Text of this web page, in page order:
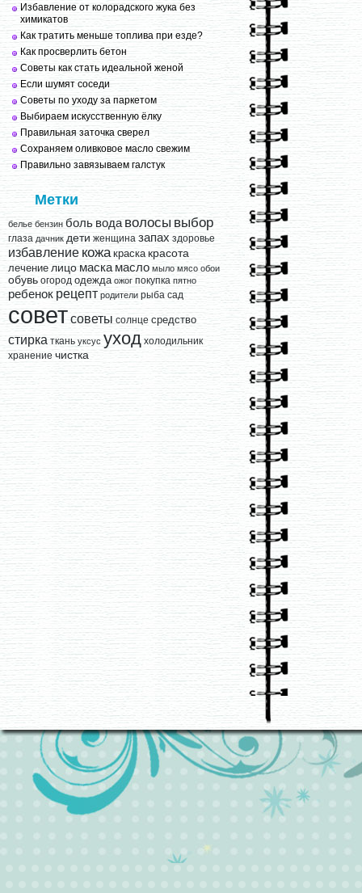
Избавление от колорадского жука без
химикатов
Как тратить меньше топлива при езде?
Как просверлить бетон
Советы как стать идеальной женой
Если шумят соседи
Советы по уходу за паркетом
Выбираем искусственную ёлку
Правильная заточка сверел
Сохраняем оливковое масло свежим
Правильно завязываем галстук
Метки
белье бензин боль вода волосы выбор
глаза дачник дети женщина запах здоровье
избавление кожа краска красота
лечение лицо маска масло мыло мясо обои
обувь огород одежда ожог покупка пятно
ребенок рецепт родители рыба сад
советсоветы солнце средство
стирка ткань уксус уход холодильник
хранение чистка